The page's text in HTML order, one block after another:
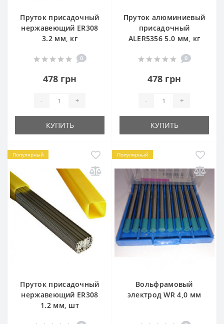
Пруток присадочный
нержавеющий ER308
3.2 мм, кг
0
478 грн
- +
КУПИТЬ
Пруток алюминиевый
присадочный
ALER5356 5.0 мм, кг
0
478 грн
- +
КУПИТЬ
Популярный
Пруток присадочный
нержавеющий ER308
1.2 мм, шт
Популярный
Вольфрамовый
электрод WR 4,0 мм